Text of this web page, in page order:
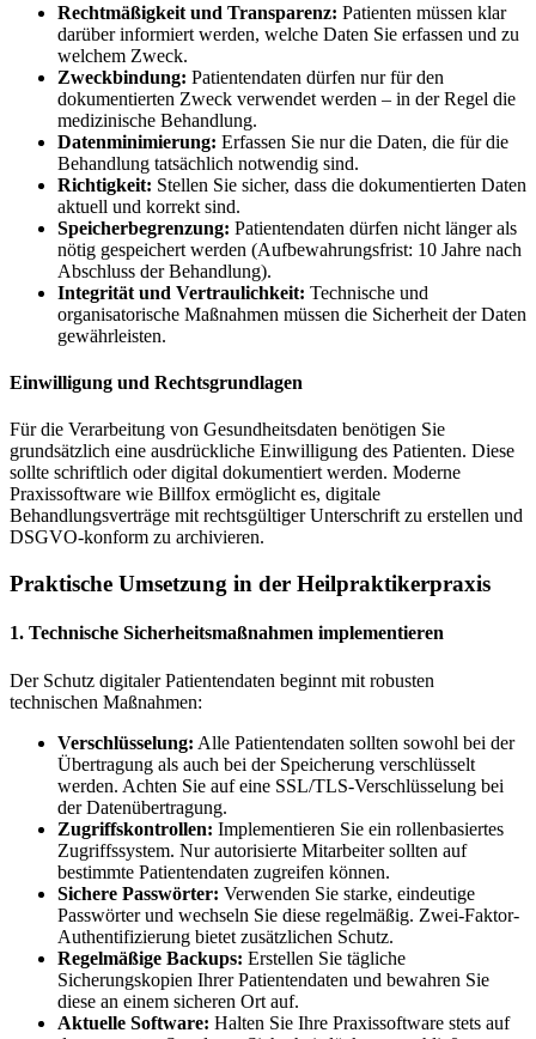
Rechtmäßigkeit und Transparenz: Patienten müssen klar
darüber informiert werden, welche Daten Sie erfassen und zu
welchem Zweck.
Zweckbindung: Patientendaten dürfen nur für den
dokumentierten Zweck verwendet werden – in der Regel die
medizinische Behandlung.
Datenminimierung: Erfassen Sie nur die Daten, die für die
Behandlung tatsächlich notwendig sind.
Richtigkeit: Stellen Sie sicher, dass die dokumentierten Daten
aktuell und korrekt sind.
Speicherbegrenzung: Patientendaten dürfen nicht länger als
nötig gespeichert werden (Aufbewahrungsfrist: 10 Jahre nach
Abschluss der Behandlung).
Integrität und Vertraulichkeit: Technische und
organisatorische Maßnahmen müssen die Sicherheit der Daten
gewährleisten.
Einwilligung und Rechtsgrundlagen
Für die Verarbeitung von Gesundheitsdaten benötigen Sie
grundsätzlich eine ausdrückliche Einwilligung des Patienten. Diese
sollte schriftlich oder digital dokumentiert werden. Moderne
Praxissoftware wie Billfox ermöglicht es, digitale
Behandlungsverträge mit rechtsgültiger Unterschrift zu erstellen und
DSGVO-konform zu archivieren.
Praktische Umsetzung in der Heilpraktikerpraxis
1. Technische Sicherheitsmaßnahmen implementieren
Der Schutz digitaler Patientendaten beginnt mit robusten
technischen Maßnahmen:
Verschlüsselung: Alle Patientendaten sollten sowohl bei der
Übertragung als auch bei der Speicherung verschlüsselt
werden. Achten Sie auf eine SSL/TLS-Verschlüsselung bei
der Datenübertragung.
Zugriffskontrollen: Implementieren Sie ein rollenbasiertes
Zugriffssystem. Nur autorisierte Mitarbeiter sollten auf
bestimmte Patientendaten zugreifen können.
Sichere Passwörter: Verwenden Sie starke, eindeutige
Passwörter und wechseln Sie diese regelmäßig. Zwei-Faktor-
Authentifizierung bietet zusätzlichen Schutz.
Regelmäßige Backups: Erstellen Sie tägliche
Sicherungskopien Ihrer Patientendaten und bewahren Sie
diese an einem sicheren Ort auf.
Aktuelle Software: Halten Sie Ihre Praxissoftware stets auf